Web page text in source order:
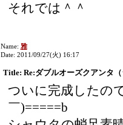
それでは＾＾
Name: 雅
Date: 2011/09/27(火) 16:17
Title: Re:ダブルオーズクアンタ
ついに完成したの
￣)=====b